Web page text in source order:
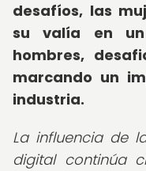
desafíos, las
su valía en
hombres,
marcando un
industria.
La influencia de
digital continúa